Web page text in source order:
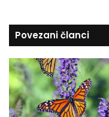
d
i
n
o
s
a
u
l
-
M
u
a
Povezani članci